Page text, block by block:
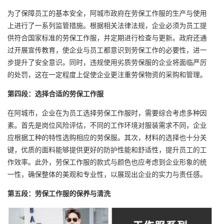
为了保障员工的基本安全，阿城市政府在劳保工作服的生产与使用
上进行了一系列监管措施。根据相关法律法规，企业必须为员工提
供符合国家标准的劳保工作服，并定期进行检查与更新。政府还通
过开展宣传教育，使企业与员工都意识到劳保工作的必要性，进一
步提升了安全意识。同时，违规使用劣质劳保服的企业将面临严厉
的处罚，这在一定程度上促使企业更注重劳保物资的采购和管理。
第四段：选择合适的劳保工作服
在阿城市，企业在为员工选择劳保工作服时，需要综合考虑多种因
素。首先是岗位风险评估，不同的工作环境对服装需求不同，企业
应根据工种的特性选购相应的劳保服。其次，材料的选择也十分关
键，优质的面料能够提供更好的防护性能和舒适性，提升员工的工
作效率。此外，劳保工作服的款式与颜色也应考虑到企业形象的统
一性，确保整体的美观和专业性，以展现出企业的实力与责任感。
第五段：劳保工作服的保养与清洗